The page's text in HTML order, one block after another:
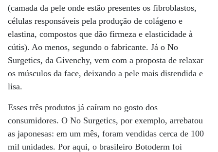
(camada da pele onde estão presentes os fibroblastos,
células responsáveis pela produção de colágeno e
elastina, compostos que dão firmeza e elasticidade à
cútis). Ao menos, segundo o fabricante. Já o No
Surgetics, da Givenchy, vem com a proposta de relaxar
os músculos da face, deixando a pele mais distendida e
lisa.
Esses três produtos já caíram no gosto dos
consumidores. O No Surgetics, por exemplo, arrebatou
as japonesas: em um mês, foram vendidas cerca de 100
mil unidades. Por aqui, o brasileiro Botoderm foi